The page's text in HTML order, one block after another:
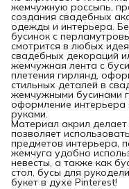
жемчужную россыпь,
создания свадебных
одежды и интерьера.
бусинок с
смотрится в любых
свадебных декораций
жемчужная лента с
плетения гирлянд,
стильных деталей в
жемчужными бусинами
оформление интерьера
руками.
Материал акрил
позволяет
предметов интерьера,
жемчуга удобно
невесты, а также как
стол, бусы для
букет в духе Pinterest!